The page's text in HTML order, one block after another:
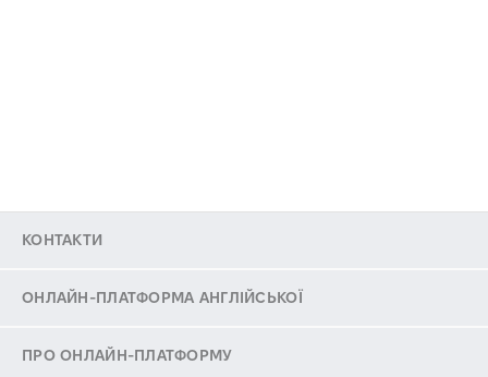
КОНТАКТИ
ОНЛАЙН-ПЛАТФОРМА АНГЛІЙСЬКОЇ
ПРО ОНЛАЙН-ПЛАТФОРМУ